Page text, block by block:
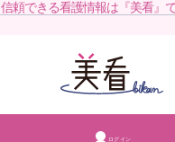
信頼できる看護情報は『美看』で
ログイン